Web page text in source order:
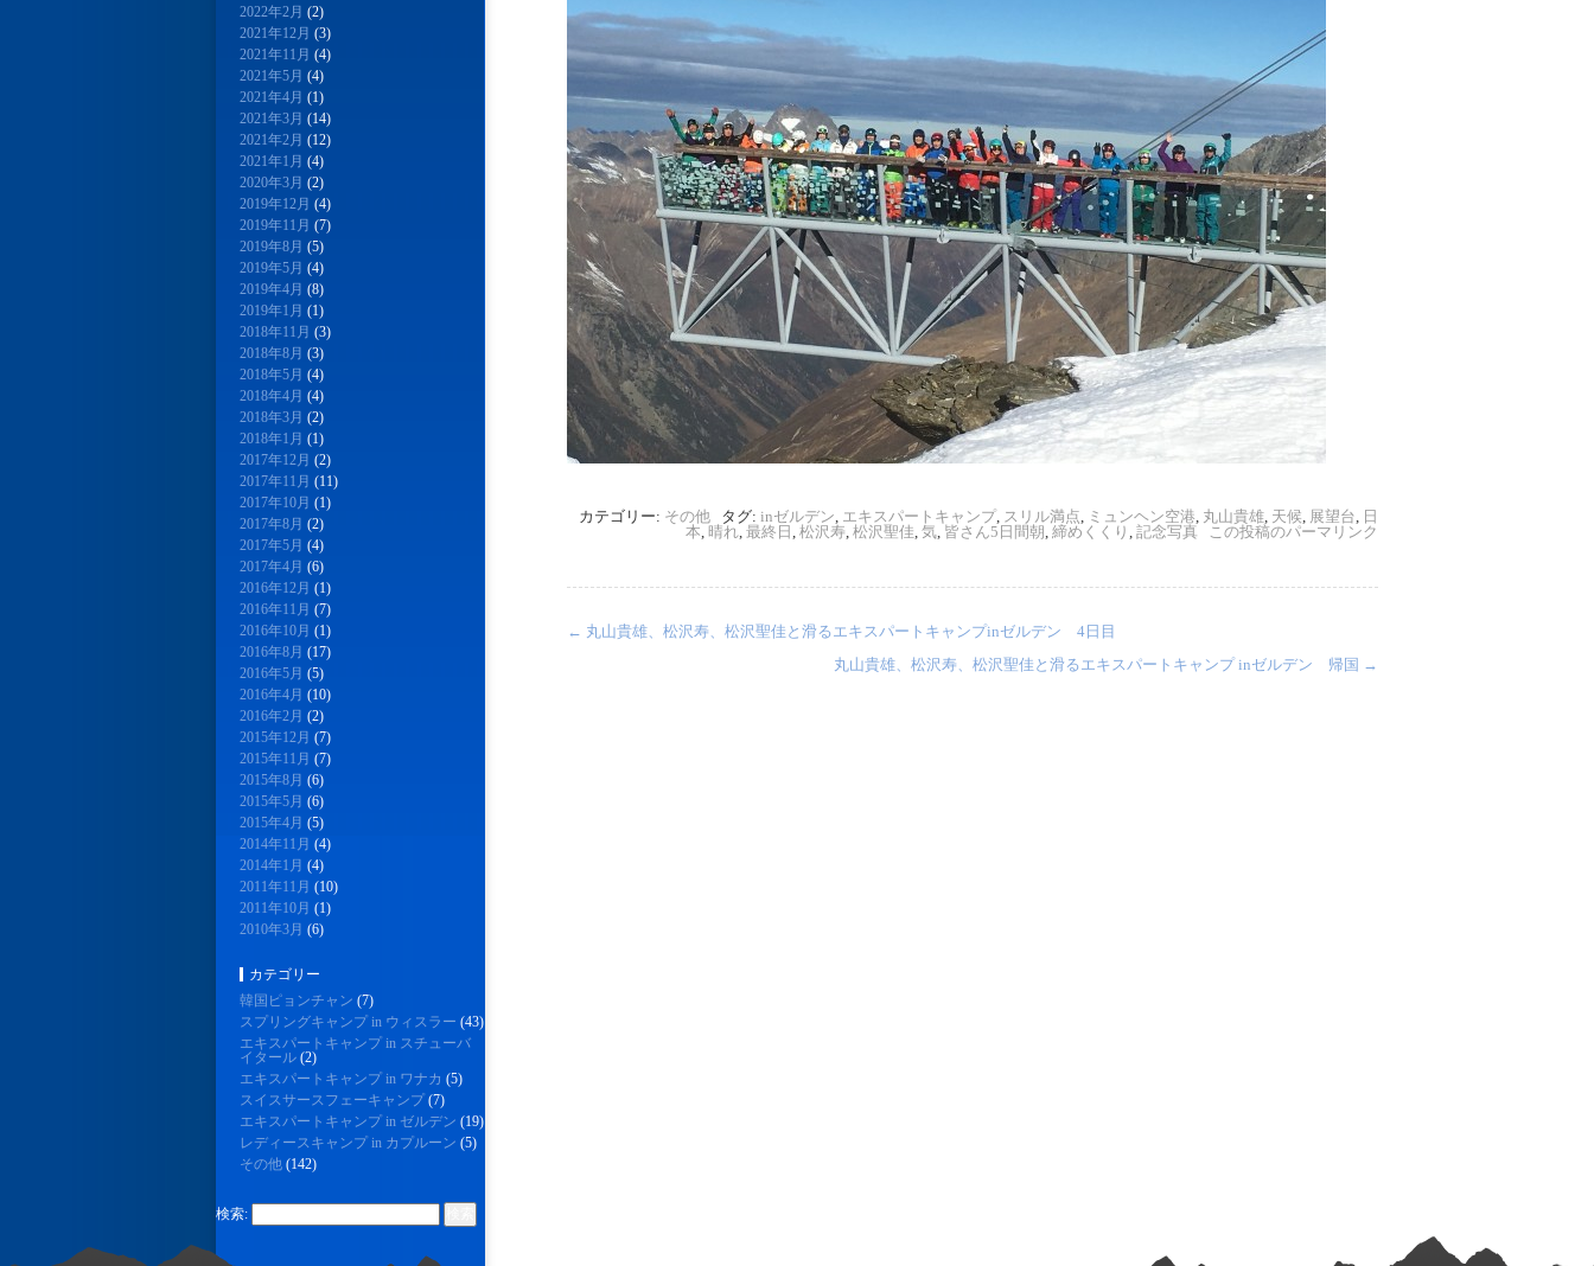
カテゴリー: その他 タグ: inゼルデン, エキスパートキャンプ, スリル満点, ミュンヘン空港, 丸山貴雄, 天候, 展望台, 日
本, 晴れ, 最終日 , 松沢寿, 松沢聖佳, 気, 皆さん5日間朝, 締めくくり , 記念写真 この投稿のパーマリンク
← 丸山貴雄、松沢寿、松沢聖佳と滑るエキスパートキャンプinゼルデン 4日目
丸山貴雄、松沢寿、松沢聖佳と滑るエキスパートキャンプ inゼルデン 帰国 →
2022年2月 (2)
2021年12月 (3)
2021年11月 (4)
2021年5月 (4)
2021年4月 (1)
2021年3月 (14)
2021年2月 (12)
2021年1月 (4)
2020年3月 (2)
2019年12月 (4)
2019年11月 (7)
2019年8月 (5)
2019年5月 (4)
2019年4月 (8)
2019年1月 (1)
2018年11月 (3)
2018年8月 (3)
2018年5月 (4)
2018年4月 (4)
2018年3月 (2)
2018年1月 (1)
2017年12月 (2)
2017年11月 (11)
2017年10月 (1)
2017年8月 (2)
2017年5月 (4)
2017年4月 (6)
2016年12月 (1)
2016年11月 (7)
2016年10月 (1)
2016年8月 (17)
2016年5月 (5)
2016年4月 (10)
2016年2月 (2)
2015年12月 (7)
2015年11月 (7)
2015年8月 (6)
2015年5月 (6)
2015年4月 (5)
2014年11月 (4)
2014年1月 (4)
2011年11月 (10)
2011年10月 (1)
2010年3月 (6)
カテゴリー
韓国ピョンチャン (7)
スプリングキャンプ in ウィスラー (43)
エキスパートキャンプ in スチューバ
イタール (2)
エキスパートキャンプ in ワナカ (5)
スイスサースフェーキャンプ(7)
エキスパートキャンプ in ゼルデン (19)
レディースキャンプ in カプルーン (5)
その他 (142)
検索: